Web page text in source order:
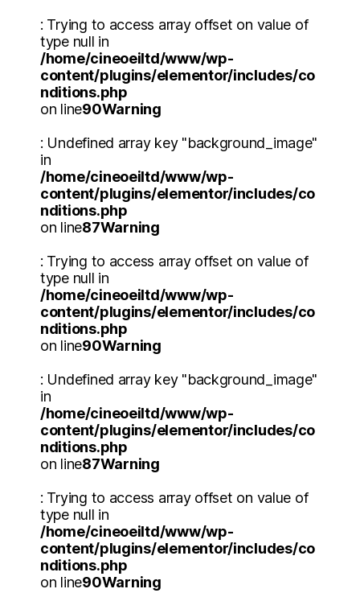
: Trying to access array offset on value of
type null in
/home/cineoeiltd/www/wp-
content/plugins/elementor/includes/co
nditions.php
on line90Warning
: Undefined array key "background_image"
in
/home/cineoeiltd/www/wp-
content/plugins/elementor/includes/co
nditions.php
on line87Warning
: Trying to access array offset on value of
type null in
/home/cineoeiltd/www/wp-
content/plugins/elementor/includes/co
nditions.php
on line90Warning
: Undefined array key "background_image"
in
/home/cineoeiltd/www/wp-
content/plugins/elementor/includes/co
nditions.php
on line87Warning
: Trying to access array offset on value of
type null in
/home/cineoeiltd/www/wp-
content/plugins/elementor/includes/co
nditions.php
on line90Warning